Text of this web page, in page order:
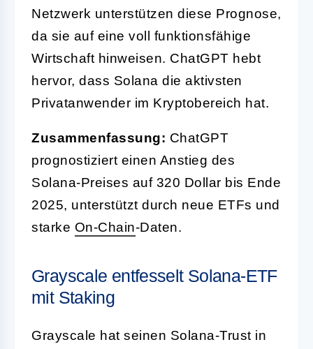
Netzwerk unterstützen diese Prognose,
da sie auf eine voll funktionsfähige
Wirtschaft hinweisen. ChatGPT hebt
hervor, dass Solana die aktivsten
Privatanwender im Kryptobereich hat.
Zusammenfassung: ChatGPT
prognostiziert einen Anstieg des
Solana-Preises auf 320 Dollar bis Ende
2025, unterstützt durch neue ETFs und
starke On-Chain-Daten.
Grayscale entfesselt Solana-ETF
mit Staking
Grayscale hat seinen Solana-Trust in